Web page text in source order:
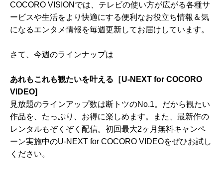
COCORO VISIONでは、テレビの使い方が広がる各種サ
ービスや生活をより快適にする便利なお役立ち情報＆気
になるエンタメ情報を毎週更新してお届けしています。
さて、今週のラインナップは
あれもこれも観たいを叶える［U-NEXT for COCORO
VIDEO]
見放題のラインアップ数は断トツのNo.1。だから観たい
作品を、たっぷり、お得に楽しめます。また、最新作の
レンタルもぞくぞく配信。初回最大2ヶ月無料キャンペ
ーン実施中のU-NEXT for COCORO VIDEOをぜひお試し
ください。